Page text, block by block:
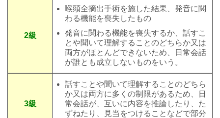
2級
喉頭全摘出手術を施した結果、発音に関
わる機能を喪失したもの
発音に関わる機能を喪失するか、話すこ
とや聞いて理解することのどちらか又は
両方がほとんどできないため、日常会話
が誰とも成立しないものをいう。
3級
話すことや聞いて理解することのどちら
か又は両方に多くの制限があるため、日
常会話が、互いに内容を推論したり、た
ずねたり、見当をつけることなどで部分